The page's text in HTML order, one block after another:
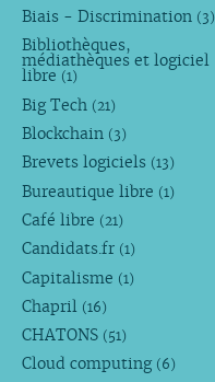
Biais - Discrimination (3)
Bibliothèques,
médiathèques et logiciel
libre (1)
Big Tech (21)
Blockchain (3)
Brevets logiciels (13)
Bureautique libre (1)
Café libre (21)
Candidats.fr (1)
Capitalisme (1)
Chapril (16)
CHATONS (51)
Cloud computing (6)